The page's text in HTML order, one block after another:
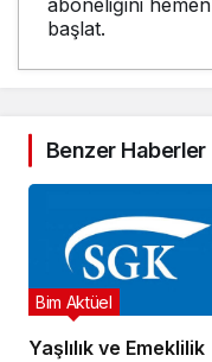
aboneliğini hemen
başlat.
Benzer Haberler
Yaşlılık ve Emeklilik
Bim Aktüel